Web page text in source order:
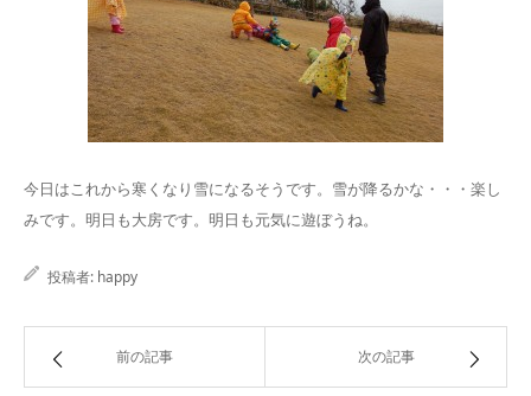
今日はこれから寒くなり雪になるそうです。雪が降るかな・・・楽し
みです。明日も大房です。明日も元気に遊ぼうね。
投稿者: happy
前の記事 次の記事